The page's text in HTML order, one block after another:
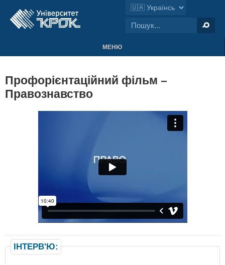
МЕНЮ
Профорієнтаційний фільм –
Правознавство
ІНТЕРВ'Ю: